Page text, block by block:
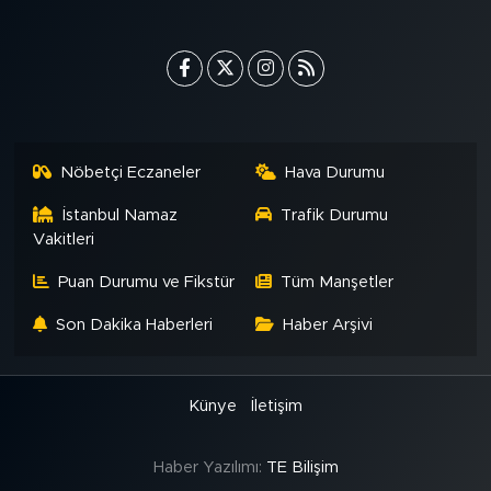
Nöbetçi Eczaneler Hava Durumu
İstanbul Namaz
Vakitleri
Trafik Durumu
Puan Durumu ve Fikstür Tüm Manşetler
Son Dakika Haberleri Haber Arşivi
Künye İletişim
Haber Yazılımı: TE Bilişim